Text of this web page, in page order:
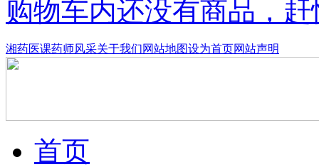
购物车内还没有商品，
湘药医课药师风采关于我们网站地图设为首页网站声明
首页